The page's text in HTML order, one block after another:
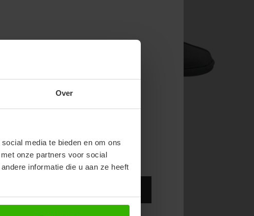
Over
media te bieden en om ons
onze partners voor social
informatie die u aan ze heeft
NOW & GET 10%
FURRY SLIDES